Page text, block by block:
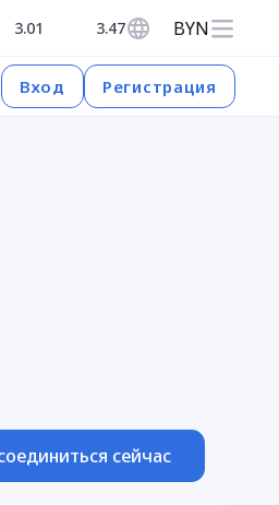
3.01 3.47 BYN
Вход Регистрация
сейчас